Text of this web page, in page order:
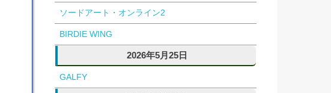
ソードアート・オンライン2
BIRDIE WING
2026年5月25日
GALFY